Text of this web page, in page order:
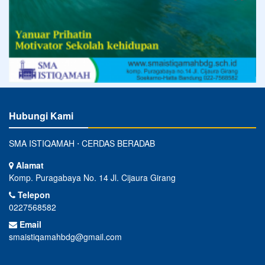
Hubungi Kami
SMA ISTIQAMAH ⋅ CERDAS BERADAB
Alamat
Komp. Puragabaya No. 14 Jl. Cijaura Girang
Telepon
0227568582
Email
smaistiqamahbdg@gmail.com